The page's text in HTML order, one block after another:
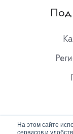
На этом сайте
сервисов и